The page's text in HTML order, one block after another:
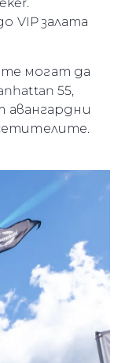
VIP залата
могат да
55,
авангардни